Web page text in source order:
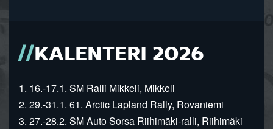
KALENTERI 2026
1. 16.-17.1. SM Ralli Mikkeli, Mikkeli
2. 29.-31.1. 61. Arctic Lapland Rally, Rovaniemi
3. 27.-28.2. SM Auto Sorsa Riihimäki-ralli, Riihimäki